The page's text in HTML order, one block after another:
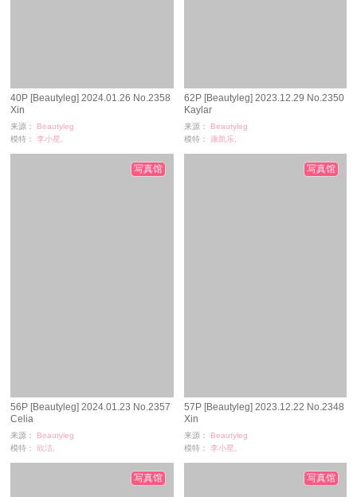
40P [Beautyleg] 2024.01.26 No.2358
Xin
来源：
Beautyleg
模特：
李小星,
62P [Beautyleg] 2023.12.29 No.2350
Kaylar
来源：
Beautyleg
模特：
康凯乐,
56P [Beautyleg] 2024.01.23 No.2357
Celia
来源：
Beautyleg
模特：
欣洁,
浏览：225
写真馆
57P [Beautyleg] 2023.12.22 No.2348
Xin
来源：
Beautyleg
模特：
李小星,
浏览：154
写真馆
写真馆 写真馆